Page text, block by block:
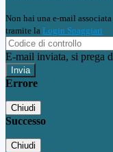
Non hai una e-mail
tramite la Login Spaggiari
E-mail inviata, si prega
Errore
Chiudi
Successo
Chiudi